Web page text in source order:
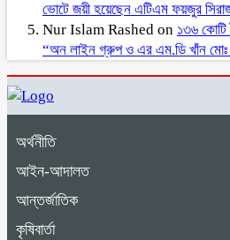
ভোটে জয়ী হয়েছেন এটিএম ফয়জুর
Nur Islam Rashed on ১৩৬ কোটি
“অন লাইন গ্রুপ ও এর এম.ডি খাঁন মোঃ
অর্থনীতি
আইন-আদালত
আন্তর্জাতিক
কৃষিবার্তা